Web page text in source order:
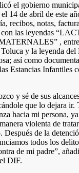
el gobierno
14 de abril de este
recibos, notas,
las leyendas
,
y la leyenda
así como
Estancias Infantiles
y sé de sus
que lo dejara ir.
hacia mi persona,
violenta de
Después de la
todos los
de mi padre”,
DIF.